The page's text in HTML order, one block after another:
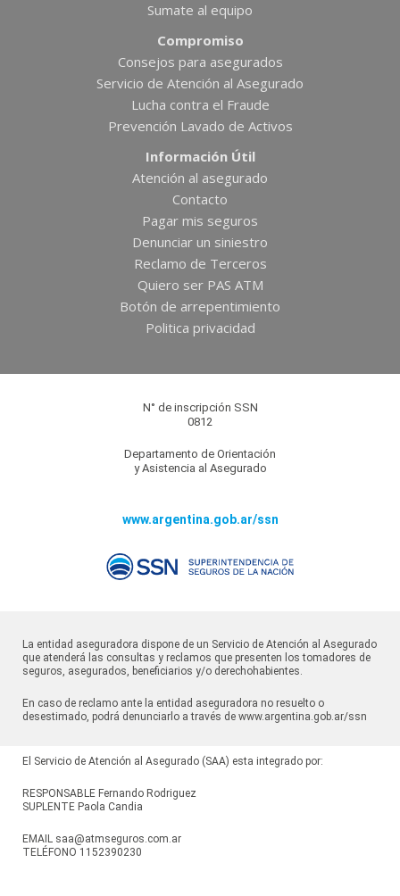
Sumate al equipo
Compromiso
Consejos para asegurados
Servicio de Atención al Asegurado
Lucha contra el Fraude
Prevención Lavado de Activos
Información Útil
Atención al asegurado
Contacto
Pagar mis seguros
Denunciar un siniestro
Reclamo de Terceros
Quiero ser PAS ATM
Botón de arrepentimiento
Politica privacidad
N° de inscripción SSN
0812
Departamento de Orientación
y Asistencia al Asegurado
www.argentina.gob.ar/ssn
La entidad aseguradora dispone de un Servicio de Atención al Asegurado
que atenderá las consultas y reclamos que presenten los tomadores de
seguros, asegurados, beneficiarios y/o derechohabientes.
En caso de reclamo ante la entidad aseguradora no resuelto o
desestimado, podrá denunciarlo a través de www.argentina.gob.ar/ssn
El Servicio de Atención al Asegurado (SAA) esta integrado por:
RESPONSABLE Fernando Rodriguez
SUPLENTE Paola Candia
EMAIL saa@atmseguros.com.ar
TELÉFONO 1152390230